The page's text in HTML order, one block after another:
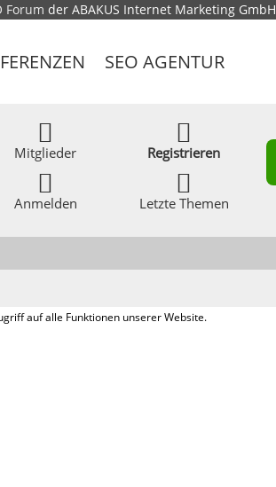
Forum der ABAKUS Internet Marketing GmbH
SEO AGENTUR
Mitglieder
Anmelden
Registrieren
Letzte Themen